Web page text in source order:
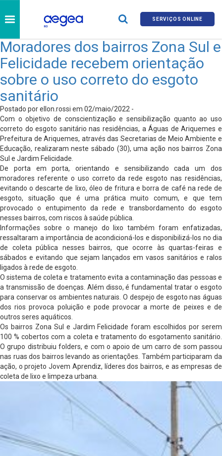
SERVIÇOS ONLINE
Moradores dos bairros Zona Sul e
Felicidade recebem orientação
sobre o uso correto do esgoto
sanitário
Postado por ellon.rossi em 02/maio/2022 -
Com o objetivo de conscientização e sensibilização quanto ao uso
correto do esgoto sanitário nas residências, a Águas de Ariquemes e
Prefeitura de Ariquemes, através das Secretarias de Meio Ambiente e
Educação, realizaram neste sábado (30), uma ação nos bairros Zona
Sul e Jardim Felicidade.
De porta em porta, orientando e sensibilizando cada um dos
moradores referente o uso correto da rede esgoto nas residências,
evitando o descarte de lixo, óleo de fritura e borra de café na rede de
esgoto, situação que é uma prática muito comum, e que tem
provocado o entupimento da rede e transbordamento do esgoto
nesses bairros, com riscos à saúde pública.
Informações sobre o manejo do lixo também foram enfatizadas,
ressaltaram a importância de acondicioná-los e disponibilizá-los no dia
de coleta pública nesses bairros, que ocorre às quartas-feiras e
sábados e evitando que sejam lançados em vasos sanitários e ralos
ligados à rede de esgoto.
O sistema de coleta e tratamento evita a contaminação das pessoas e
a transmissão de doenças. Além disso, é fundamental tratar o esgoto
para conservar os ambientes naturais. O despejo de esgoto nas águas
dos rios provoca poluição e pode provocar a morte de peixes e de
outros seres aquáticos.
Os bairros Zona Sul e Jardim Felicidade foram escolhidos por serem
100 % cobertos com a coleta e tratamento do esgotamento sanitário.
O grupo distribuiu folders, e com o apoio de um carro de som passou
nas ruas dos bairros levando as orientações. Também participaram da
ação, o projeto Jovem Aprendiz, líderes dos bairros, e as empresas de
coleta de lixo e limpeza urbana.